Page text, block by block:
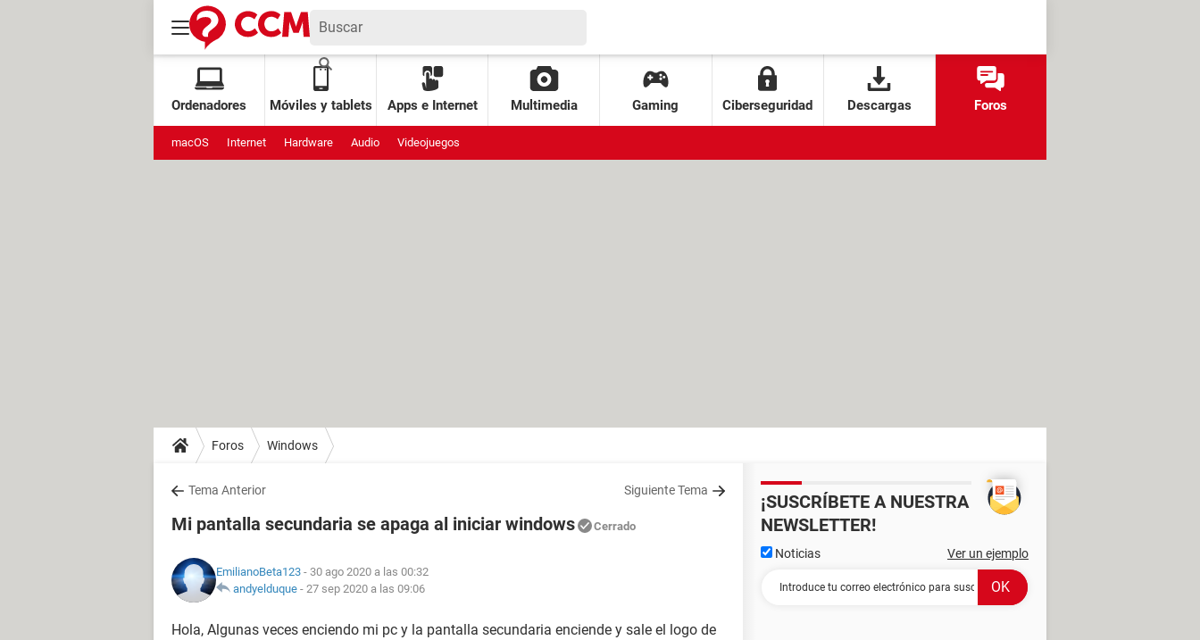
Ordenadores Móviles y tablets Apps e Internet Multimedia Gaming Ciberseguridad Descargas Foros
macOS Internet Hardware Audio Videojuegos
Foros Windows
Tema Anterior Siguiente Tema
Mi pantalla secundaria se apaga al iniciar windows Cerrado
EmilianoBeta123 - 30 ago 2020 a las 00:32
andyelduque - 27 sep 2020 a las 09:06
Hola, Algunas veces enciendo mi pc y la pantalla secundaria enciende y sale el logo de
¡SUSCRÍBETE A NUESTRA
NEWSLETTER!
Noticias Ver un ejemplo